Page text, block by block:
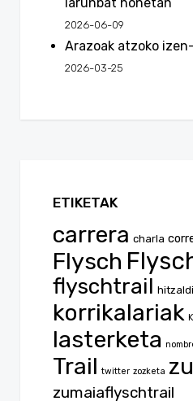
2026-06-09
Arazoak atzoko
2026-03-25
ETIKETAK
carrera charla
Flysch
flyschtrail
korrikalariak
lasterketa
Trail twitter zozketa
zumaiaflyschtrail